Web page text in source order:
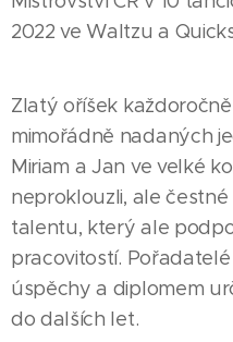
2022 ve Waltzu a
Zlatý oříšek
mimořádně nadaných
Miriam a Jan ve velké
neproklouzli, ale
talentu, který ale
pracovitostí.
úspěchy a diplomem
do dalších let.
03.08.2026